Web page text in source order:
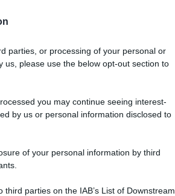
parties, or processing of your personal or
please use the below opt-out section to
you may continue seeing interest-
by us or personal information disclosed to
of your personal information by third
parties on the IAB’s List of Downstream